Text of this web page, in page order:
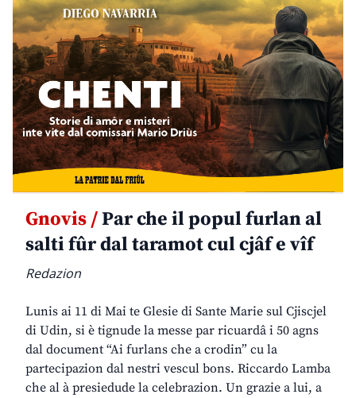
Gnovis /Par che il popul furlan al
salti fûr dal taramot cul cjâf e vîf
Redazion
Lunis ai 11 di Mai te Glesie di Sante Marie sul Cjiscjel
di Udin, si è tignude la messe par ricuardâ i 50 agns
dal document “Ai furlans che a crodin” cu la
partecipazion dal nestri vescul bons. Riccardo Lamba
che al à presiedude la celebrazion. Un grazie a lui, a